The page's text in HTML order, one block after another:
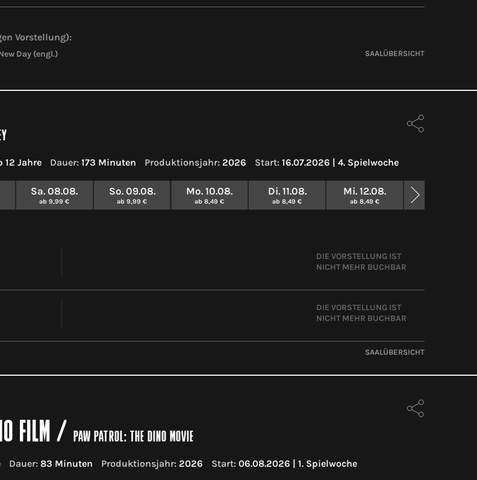
Vorstellung):
Day (engl.) SAALÜBERSICHT
12 Jahre Dauer: 173 Minuten Produktionsjahr: 2026 Start: 16.07.2026 | 4. Spielwoche
Sa. 08.08.
ab 9,99 €
So. 09.08.
ab 9,99 €
Mo. 10.08.
ab 8,49 €
Di. 11.08.
ab 8,49 €
Mi. 12.08.
ab 8,49 €
» WEITERE
DIE VORSTELLUNG IST
NICHT MEHR BUCHBAR
DIE VORSTELLUNG IST
NICHT MEHR BUCHBAR
SAALÜBERSICHT
FILM /PAW PATROL: THE DINO MOVIE
Dauer: 83 Minuten Produktionsjahr: 2026 Start: 06.08.2026 | 1. Spielwoche